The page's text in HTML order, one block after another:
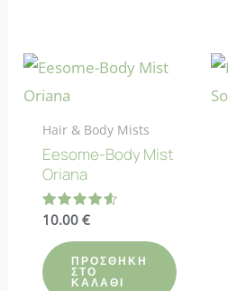
Hair & Body Mists
Eesome-Body Mist
Oriana
Βαθμολογήθηκε
4.63
από 5
10.00 €
ΠΡΟΣΘΉΚΗ
ΣΤΟ
ΚΑΛΆΘΙ